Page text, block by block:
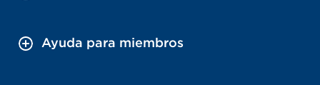
Ayuda para miembros